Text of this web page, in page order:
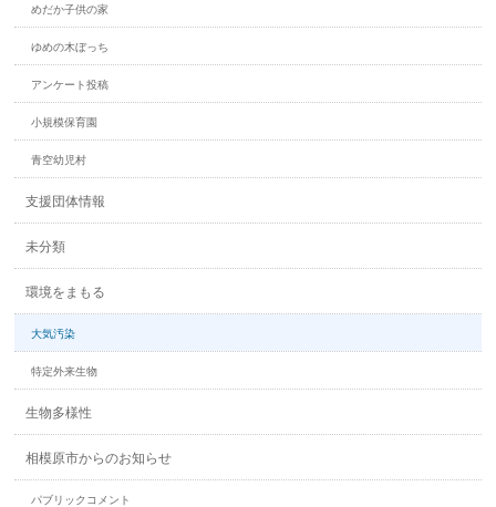
めだか子供の家
ゆめの木ぼっち
アンケート投稿
小規模保育園
青空幼児村
支援団体情報
未分類
環境をまもる
大気汚染
特定外来生物
生物多様性
相模原市からのお知らせ
パブリックコメント